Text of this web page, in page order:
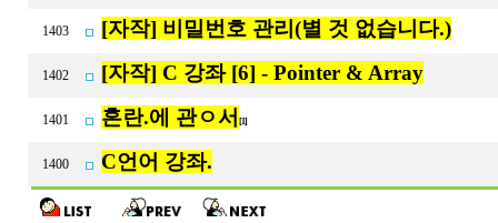
1403 [자작] 비밀번호 관리(별 것 없습니다.)
1402 [자작] C 강좌 [6] - Pointer & Array
1401 혼란.에 관ㅇ서 [1]
1400 C언어 강좌.